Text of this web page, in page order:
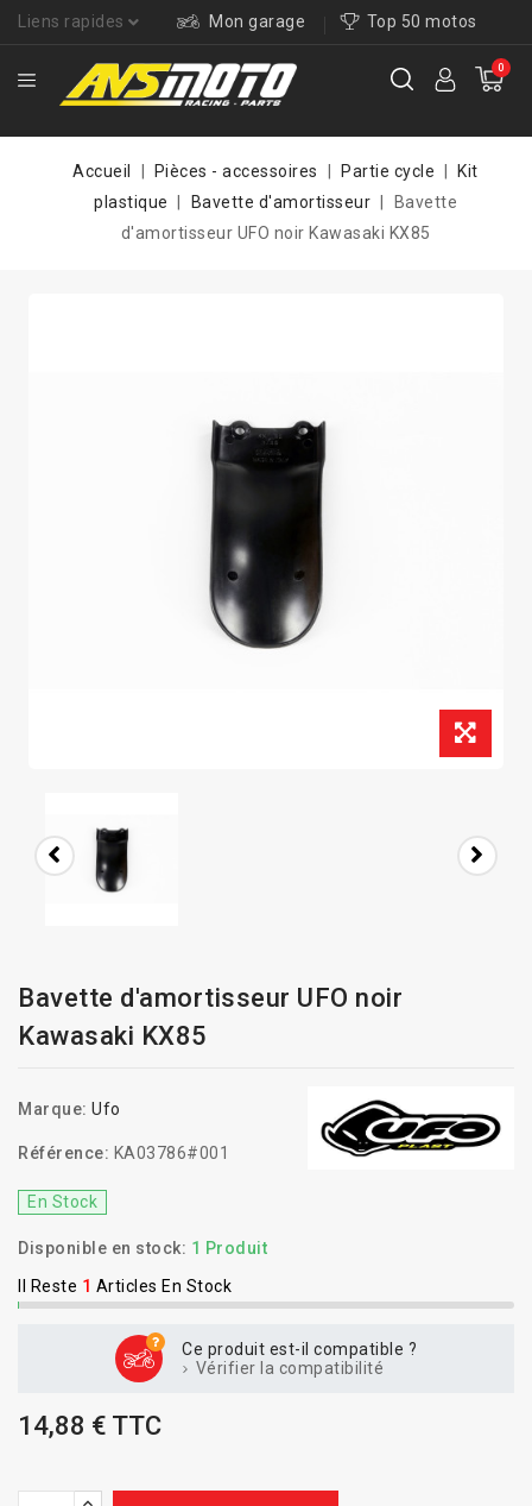
Liens rapides Mon garage Top 50 motos
0
Accueil Pièces - accessoires Partie cycle
Kit
plastique
Bavette d'amortisseur
Bavette
d'amortisseur UFO noir Kawasaki KX85
Bavette d'amortisseur UFO noir
Kawasaki KX85
Marque: Ufo
Référence: KA03786#001
En Stock
Disponible en stock: 1 Produit
Il Reste 1 Articles En Stock
Ce produit est-il compatible ?
Vérifier la compatibilité
14,88 € TTC